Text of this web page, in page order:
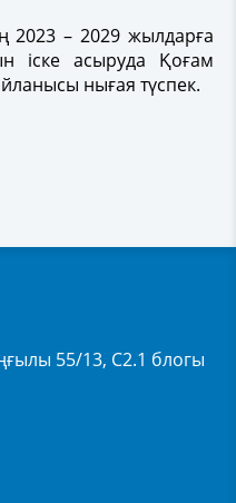
2023 – 2029 жылдарға
іске асыруда Қоғам
нығая түспек.
55/13, С2.1 блогы